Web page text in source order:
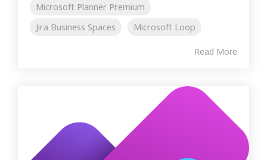
Microsoft Planner Premium
Jira Business Spaces
Microsoft Loop
Read More